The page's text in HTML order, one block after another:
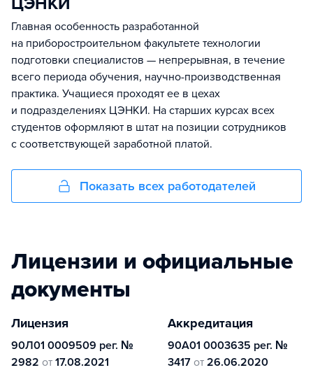
Главная особенность разработанной
на приборостроительном факультете технологии
подготовки специалистов — непрерывная, в течение
всего периода обучения, научно-производственная
практика. Учащиеся проходят ее в цехах
и подразделениях ЦЭНКИ. На старших курсах всех
студентов оформляют в штат на позиции сотрудников
с соответствующей заработной платой.
Показать всех работодателей
Лицензии и официальные
документы
Лицензия
90Л01 0009509 рег. №
2982 от 17.08.2021
Аккредитация
90А01 0003635 рег. №
3417 от 26.06.2020